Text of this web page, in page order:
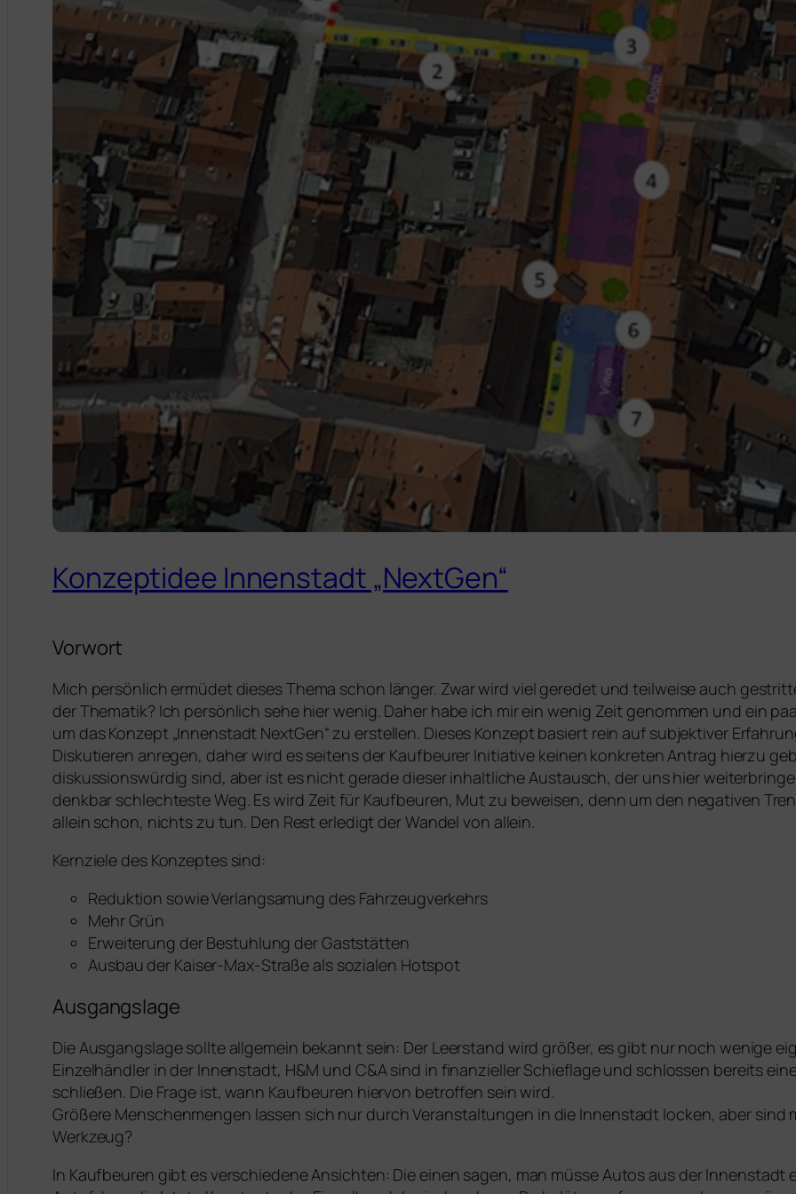
Konzeptidee Innenstadt „NextGen“
Vorwort
Mich persönlich ermüdet dieses Thema schon länger. Zwar wird viel geredet und teilweise auch
der Thematik? Ich persönlich sehe hier wenig. Daher habe ich mir ein wenig Zeit genommen und ein
um das Konzept „Innenstadt NextGen“ zu erstellen. Dieses Konzept basiert rein auf subjektiver
Diskutieren anregen, daher wird es seitens der Kaufbeurer Initiative keinen konkreten Antrag hierzu
diskussionswürdig sind, aber ist es nicht gerade dieser inhaltliche Austausch, der uns hier
denkbar schlechteste Weg. Es wird Zeit für Kaufbeuren, Mut zu beweisen, denn um den negativen
allein schon, nichts zu tun. Den Rest erledigt der Wandel von allein.
Kernziele des Konzeptes sind:
Reduktion sowie Verlangsamung des Fahrzeugverkehrs
Mehr Grün
Erweiterung der Bestuhlung der Gaststätten
Ausbau der Kaiser-Max-Straße als sozialen Hotspot
Ausgangslage
Die Ausgangslage sollte allgemein bekannt sein: Der Leerstand wird größer, es gibt nur noch wenige
Einzelhändler in der Innenstadt, H&M und C&A sind in finanzieller Schieflage und schlossen bereits
schließen. Die Frage ist, wann Kaufbeuren hiervon betroffen sein wird.
Größere Menschenmengen lassen sich nur durch Veranstaltungen in die Innenstadt locken, aber
Werkzeug?
In Kaufbeuren gibt es verschiedene Ansichten: Die einen sagen, man müsse Autos aus der